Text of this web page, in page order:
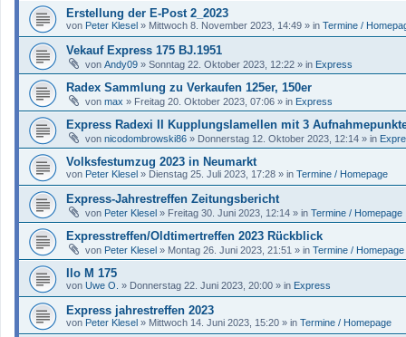
Erstellung der E-Post 2_2023
von Peter Klesel » Mittwoch 8. November 2023, 14:49 » in Termine /
Vekauf Express 175 BJ.1951
von Andy09 » Sonntag 22. Oktober 2023, 12:22 » in Express
Radex Sammlung zu Verkaufen 125er, 150er
von max » Freitag 20. Oktober 2023, 07:06 » in Express
Express Radexi II Kupplungslamellen mit 3
von nicodombrowski86 » Donnerstag 12. Oktober 2023, 12:14 » in
Volksfestumzug 2023 in Neumarkt
von Peter Klesel » Dienstag 25. Juli 2023, 17:28 » in Termine / Homepage
Express-Jahrestreffen Zeitungsbericht
von Peter Klesel » Freitag 30. Juni 2023, 12:14 » in Termine / Homepage
Expresstreffen/Oldtimertreffen 2023 Rückblick
von Peter Klesel » Montag 26. Juni 2023, 21:51 » in Termine / Homepage
Ilo M 175
von Uwe O. » Donnerstag 22. Juni 2023, 20:00 » in Express
Express jahrestreffen 2023
von Peter Klesel » Mittwoch 14. Juni 2023, 15:20 » in Termine / Homepage